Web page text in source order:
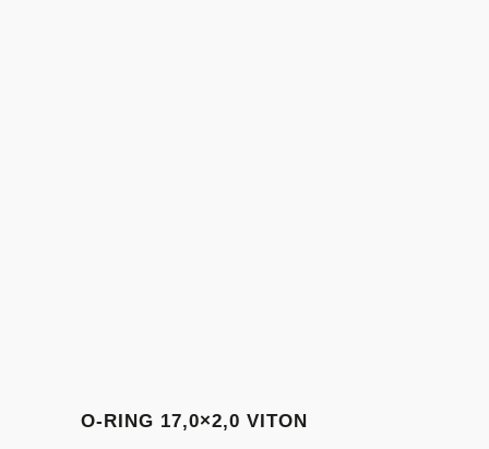
O-RING 17,0×2,0 VITON